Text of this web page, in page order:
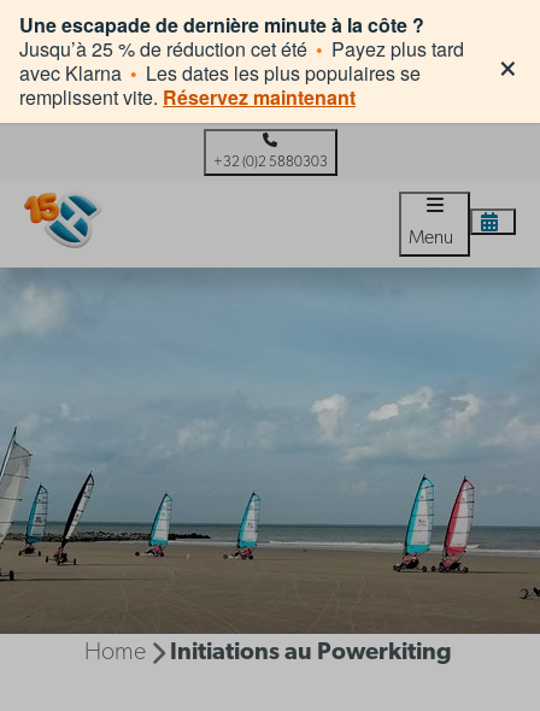
Une escapade de dernière minute à la côte ?
Jusqu’à 25 % de réduction cet été • Payez plus tard
avec Klarna • Les dates les plus populaires se
remplissent vite. Réservez maintenant
×
+32 (0)2 5880303
Menu
Home Initiations au Powerkiting